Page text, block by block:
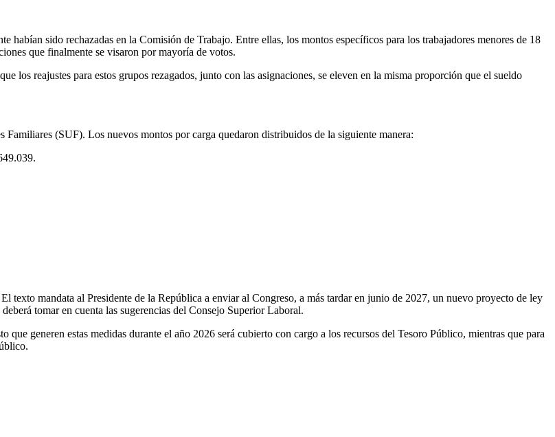
sido rechazadas en la Comisión de Trabajo. Entre ellas, los montos específicos para los trabajadores menores de 18
que finalmente se visaron por mayoría de votos.
los reajustes para estos grupos rezagados, junto con las asignaciones, se eleven en la misma proporción que el sueldo
(SUF). Los nuevos montos por carga quedaron distribuidos de la siguiente manera:
mandata al Presidente de la República a enviar al Congreso, a más tardar en junio de 2027, un nuevo proyecto de ley
tomar en cuenta las sugerencias del Consejo Superior Laboral.
generen estas medidas durante el año 2026 será cubierto con cargo a los recursos del Tesoro Público, mientras que para